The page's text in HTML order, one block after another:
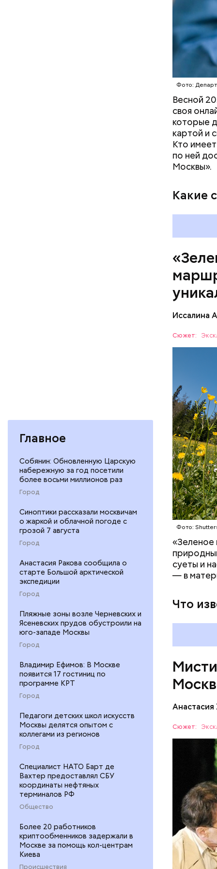
Главное
Собянин: Обновленную Царскую
набережную за год посетили
более восьми миллионов раз
Город
Синоптики рассказали москвичам
о жаркой и облачной погоде с
грозой 7 августа
Город
Анастасия Ракова сообщила о
старте Большой арктической
экспедиции
Город
Пляжные зоны возле Черневских и
Ясеневских прудов обустроили на
юго-западе Москвы
Город
Владимир Ефимов: В Москве
появится 17 гостиниц по
программе КРТ
Город
Педагоги детских школ искусств
Москвы делятся опытом с
коллегами из регионов
Город
Cпециалист НАТО Барт де
Вахтер предоставлял СБУ
координаты нефтяных
терминалов РФ
Общество
Более 20 работников
криптообменников задержали в
Москве за помощь кол-центрам
Киева
Происшествия
Фото:
Весной
своя
которые
картой и
Кто
по ней
Москвы».
Какие
Иссалина
Сюжет:
Фото:
«Зеленое
суеты и
— в
Что
Как
кольцо»
— На
— от
участки
СПОРТ
Сюжет:
Одно из
это
проживал
комнате
1921-го
потому
Именно
жил
На
большим
Иван
и его
Берлиоз
Малой
прудах
МОСКВА